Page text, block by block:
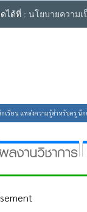
ได้ที่ : นโยบายความ
เรียน แหล่งความรู้สำหรับครู นั